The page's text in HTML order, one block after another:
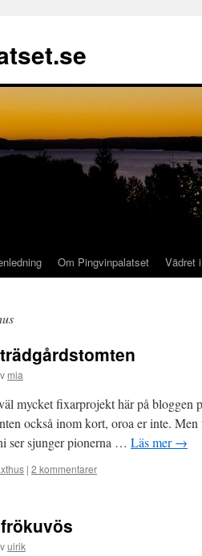
Om Pingvinpalatset Vädret
mia
mycket fixarprojekt här på bloggen
också inom kort, oroa er inte.
ser sjunger pionerna … Läs mer→
| 2 kommentarer
ulrik